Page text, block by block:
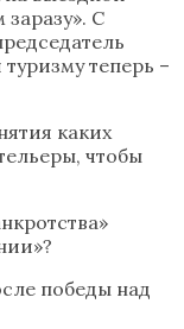
С
теперь –
каких
чтобы
победы над